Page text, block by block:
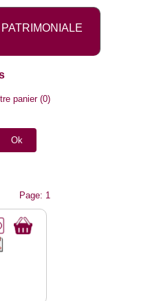
panier(0)
Page: 1